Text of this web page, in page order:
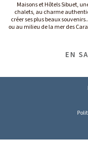
Maisons et Hôtels Sibuet,
chalets, au charme
créer ses plus beaux
ou au milieu de la mer des
EN